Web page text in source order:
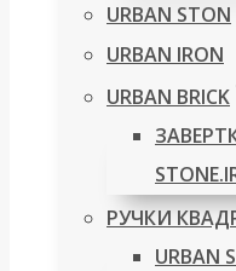
URBAN STON
URBAN IRON
URBAN BRICK
РУЧКИ
URBAN